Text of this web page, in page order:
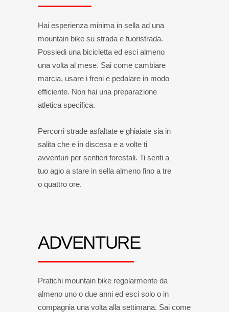
Hai esperienza minima in sella ad una
mountain bike su strada e fuoristrada.
Possiedi una bicicletta ed esci almeno
una volta al mese. Sai come cambiare
marcia, usare i freni e pedalare in modo
efficiente. Non hai una preparazione
atletica specifica.
Percorri strade asfaltate e ghiaiate sia in
salita che e in discesa e a volte ti
avventuri per sentieri forestali. Ti senti a
tuo agio a stare in sella almeno fino a tre
o quattro ore.
ADVENTURE
Pratichi mountain bike regolarmente da
almeno uno o due anni ed esci solo o in
compagnia una volta alla settimana. Sai come